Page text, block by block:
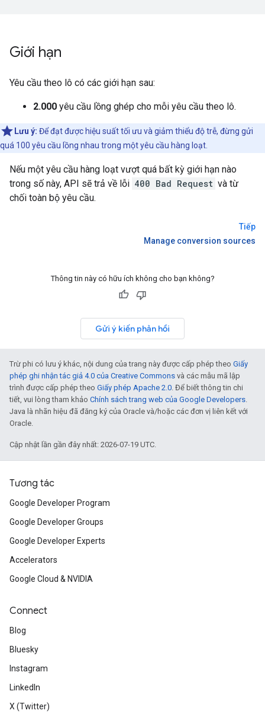
Giới hạn
Yêu cầu theo lô có các giới hạn sau:
2.000 yêu cầu lồng ghép cho mỗi yêu cầu theo lô.
Lưu ý: Để đạt được hiệu suất tối ưu và giảm thiểu độ trễ, đừng gửi
quá 100 yêu cầu lồng nhau trong một yêu cầu hàng loạt.
Nếu một yêu cầu hàng loạt vượt quá bất kỳ giới hạn nào
trong số này, API sẽ trả về lỗi 400 Bad Request và từ
chối toàn bộ yêu cầu.
Tiếp
Manage conversion sources
Thông tin này có hữu ích không cho bạn không?
Gửi ý kiến phản hồi
Trừ phi có lưu ý khác, nội dung của trang này được cấp phép theo Giấy
phép ghi nhận tác giả 4.0 của Creative Commons và các mẫu mã lập
trình được cấp phép theo Giấy phép Apache 2.0. Để biết thông tin chi
tiết, vui lòng tham khảo Chính sách trang web của Google Developers.
Java là nhãn hiệu đã đăng ký của Oracle và/hoặc các đơn vị liên kết với
Oracle.
Cập nhật lần gần đây nhất: 2026-07-19 UTC.
Tương tác
Google Developer Program
Google Developer Groups
Google Developer Experts
Accelerators
Google Cloud & NVIDIA
Connect
Blog
Bluesky
Instagram
LinkedIn
X (Twitter)